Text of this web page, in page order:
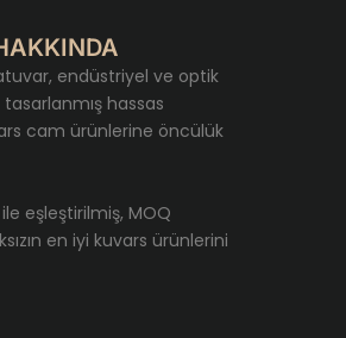
endüstriyel ve optik
hassas
cam ürünlerine öncülük
eşleştirilmiş, MOQ
en iyi kuvars ürünlerini